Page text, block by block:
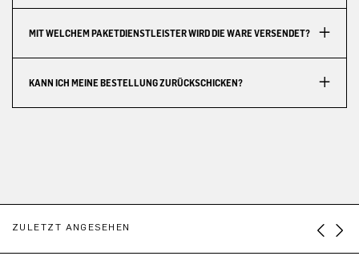
MIT WELCHEM PAKETDIENSTLEISTER WIRD DIE WARE VERSENDET?
KANN ICH MEINE BESTELLUNG ZURÜCKSCHICKEN?
ZULETZT ANGESEHEN